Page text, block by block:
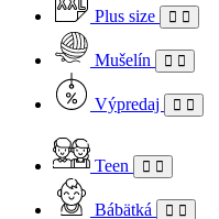
Plus size
Mušelín
Výpredaj
Teen
Bábätká